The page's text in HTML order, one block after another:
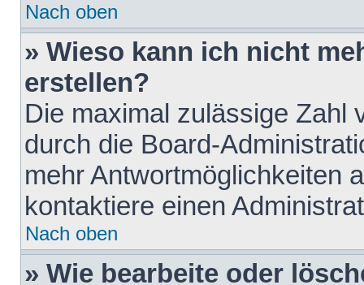
Nach oben
» Wieso kann ich nicht
erstellen?
Die maximal zulässige Zahl
durch die Board-
mehr Antwortmöglichkeiten
kontaktiere einen
Nach oben
» Wie bearbeite oder